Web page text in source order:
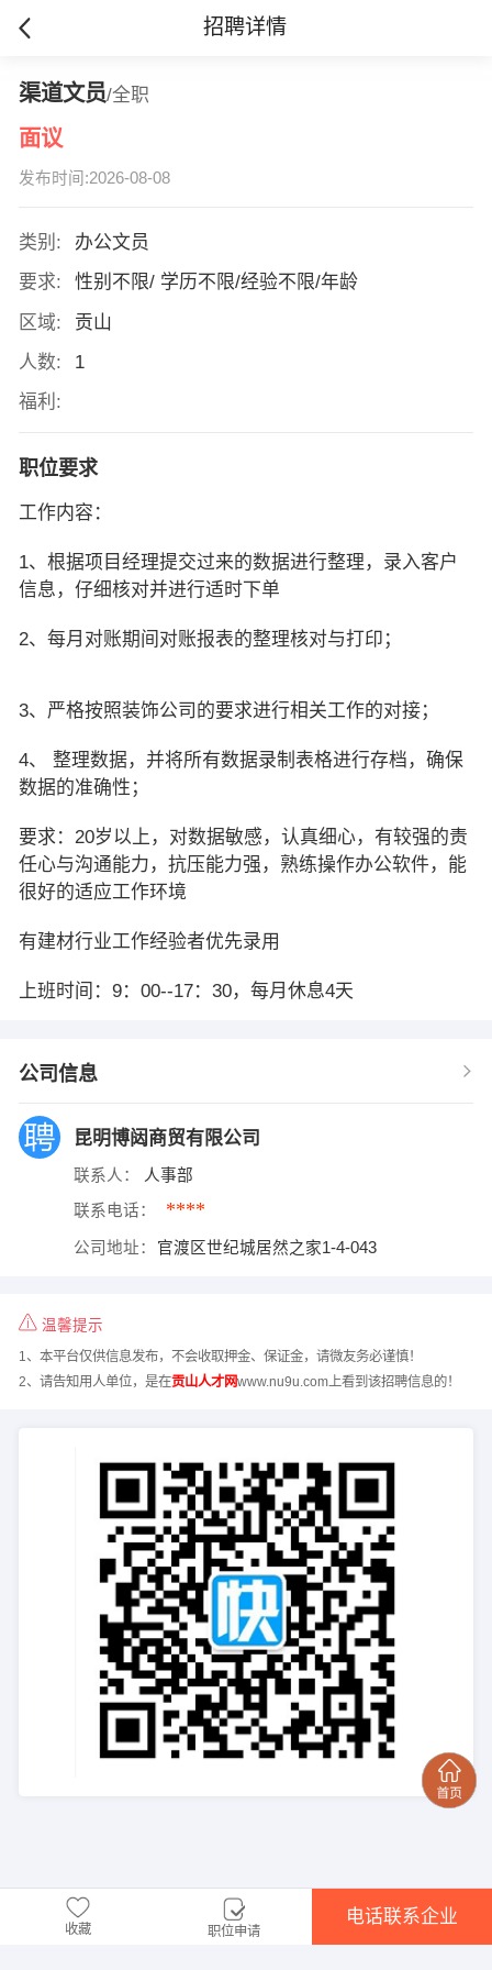
招聘详情
渠道文员/全职
面议
发布时间:2026-08-08
类别:
办公文员
要求:
性别不限/ 学历不限/经验不限/年龄
区域:
贡山
人数:
1
福利:
职位要求
工作内容：
1、根据项目经理提交过来的数据进行整理，录入客户
信息，仔细核对并进行适时下单
2、每月对账期间对账报表的整理核对与打印；
3、严格按照装饰公司的要求进行相关工作的对接；
4、 整理数据，并将所有数据录制表格进行存档，确保
数据的准确性；
要求：20岁以上，对数据敏感，认真细心，有较强的责
任心与沟通能力，抗压能力强，熟练操作办公软件，能
很好的适应工作环境
有建材行业工作经验者优先录用
上班时间：9：00--17：30，每月休息4天
公司信息
昆明博闼商贸有限公司
联系人： 人事部
联系电话： ****
公司地址： 官渡区世纪城居然之家1-4-043
温馨提示
1、本平台仅供信息发布，不会收取押金、保证金，请微友务必谨慎！
2、请告知用人单位，是在贡山人才网www.nu9u.com上看到该招聘信息的！
收藏 职位申请
电话联系企业